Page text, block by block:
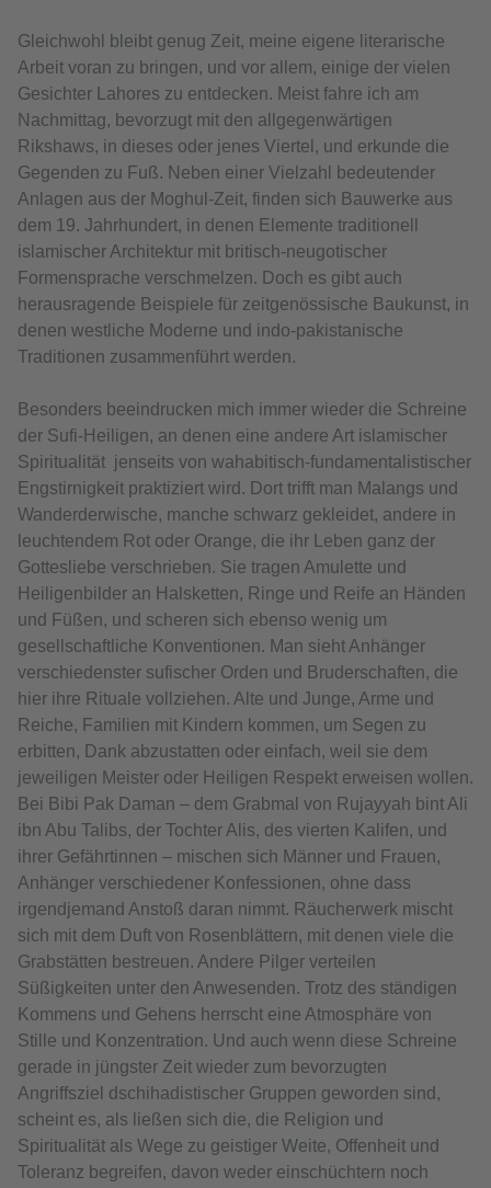
Gleichwohl bleibt genug Zeit, meine eigene literarische
Arbeit voran zu bringen, und vor allem, einige der vielen
Gesichter Lahores zu entdecken. Meist fahre ich am
Nachmittag, bevorzugt mit den allgegenwärtigen
Rikshaws, in dieses oder jenes Viertel, und erkunde die
Gegenden zu Fuß. Neben einer Vielzahl bedeutender
Anlagen aus der Moghul-Zeit, finden sich Bauwerke aus
dem 19. Jahrhundert, in denen Elemente traditionell
islamischer Architektur mit britisch-neugotischer
Formensprache verschmelzen. Doch es gibt auch
herausragende Beispiele für zeitgenössische Baukunst, in
denen westliche Moderne und indo-pakistanische
Traditionen zusammenführt werden.
Besonders beeindrucken mich immer wieder die Schreine
der Sufi-Heiligen, an denen eine andere Art islamischer
Spiritualität jenseits von wahabitisch-fundamentalistischer
Engstirnigkeit praktiziert wird. Dort trifft man Malangs und
Wanderderwische, manche schwarz gekleidet, andere in
leuchtendem Rot oder Orange, die ihr Leben ganz der
Gottesliebe verschrieben. Sie tragen Amulette und
Heiligenbilder an Halsketten, Ringe und Reife an Händen
und Füßen, und scheren sich ebenso wenig um
gesellschaftliche Konventionen. Man sieht Anhänger
verschiedenster sufischer Orden und Bruderschaften, die
hier ihre Rituale vollziehen. Alte und Junge, Arme und
Reiche, Familien mit Kindern kommen, um Segen zu
erbitten, Dank abzustatten oder einfach, weil sie dem
jeweiligen Meister oder Heiligen Respekt erweisen wollen.
Bei Bibi Pak Daman – dem Grabmal von Rujayyah bint Ali
ibn Abu Talibs, der Tochter Alis, des vierten Kalifen, und
ihrer Gefährtinnen – mischen sich Männer und Frauen,
Anhänger verschiedener Konfessionen, ohne dass
irgendjemand Anstoß daran nimmt. Räucherwerk mischt
sich mit dem Duft von Rosenblättern, mit denen viele die
Grabstätten bestreuen. Andere Pilger verteilen
Süßigkeiten unter den Anwesenden. Trotz des ständigen
Kommens und Gehens herrscht eine Atmosphäre von
Stille und Konzentration. Und auch wenn diese Schreine
gerade in jüngster Zeit wieder zum bevorzugten
Angriffsziel dschihadistischer Gruppen geworden sind,
scheint es, als ließen sich die, die Religion und
Spiritualität als Wege zu geistiger Weite, Offenheit und
Toleranz begreifen, davon weder einschüchtern noch